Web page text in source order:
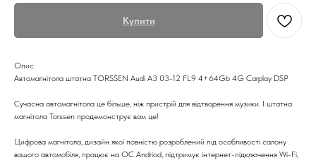
Купити
Опис
Автомагнітола штатна TORSSEN Audi A3 03-12 FL9 4+64Gb 4G Carplay DSP
Сучасна автомагнітола це більше, ніж пристрій для відтворення музики. І штатна
магнітола Torssen продемонструє вам це!
Цифрова магнітола, дизайн якої повністю розроблений під особливості салону
вашого автомобіля, працює на ОС Andriod, підтримує інтернет-підключення Wi-Fi,